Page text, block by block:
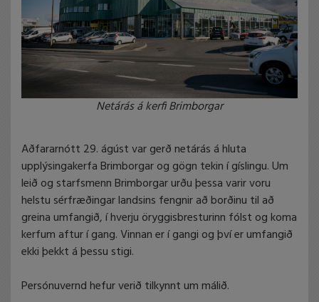
Netárás á kerfi Brimborgar
Aðfararnótt 29. ágúst var gerð netárás á hluta
upplýsingakerfa Brimborgar og gögn tekin í gíslingu. Um
leið og starfsmenn Brimborgar urðu þessa varir voru
helstu sérfræðingar landsins fengnir að borðinu til að
greina umfangið, í hverju öryggisbresturinn fólst og koma
kerfum aftur í gang. Vinnan er í gangi og því er umfangið
ekki þekkt á þessu stigi.
Persónuvernd hefur verið tilkynnt um málið.